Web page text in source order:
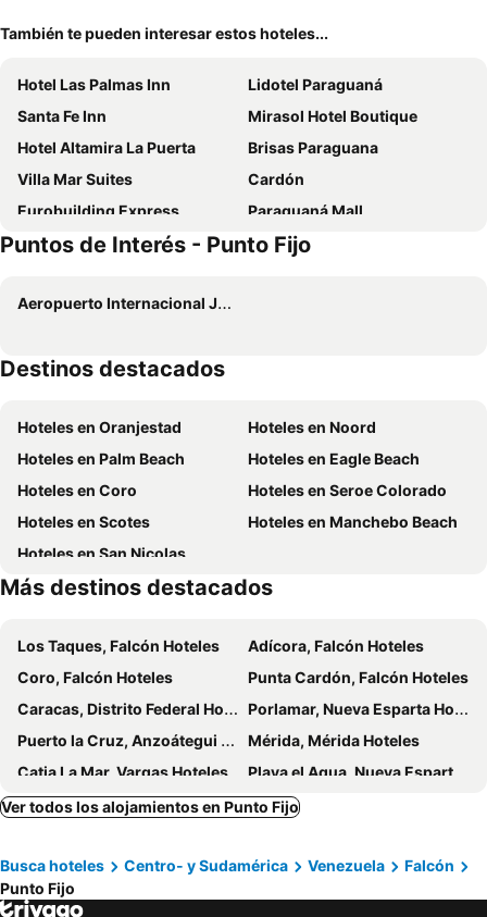
También te pueden interesar estos hoteles...
Hotel Las Palmas Inn
Lidotel Paraguaná
Santa Fe Inn
Mirasol Hotel Boutique
Hotel Altamira La Puerta
Brisas Paraguana
Villa Mar Suites
Cardón
Eurobuilding Express
Paraguaná Mall
Hotel Puerto Plata
Puntos de Interés - Punto Fijo
Aeropuerto Internacional Josefa Camejo
Destinos destacados
Hoteles en Oranjestad
Hoteles en Noord
Hoteles en Palm Beach
Hoteles en Eagle Beach
Hoteles en Coro
Hoteles en Seroe Colorado
Hoteles en Scotes
Hoteles en Manchebo Beach
Hoteles en San Nicolas
Más destinos destacados
Los Taques, Falcón Hoteles
Adícora, Falcón Hoteles
Coro, Falcón Hoteles
Punta Cardón, Falcón Hoteles
Caracas, Distrito Federal Hoteles
Porlamar, Nueva Esparta Hoteles
Puerto la Cruz, Anzoátegui Hoteles
Mérida, Mérida Hoteles
Catia La Mar, Vargas Hoteles
Playa el Agua, Nueva Esparta Hoteles
Tucacas, Falcón Hoteles
Pedro González, Nueva Esparta Hoteles
Ver todos los alojamientos en Punto Fijo
Busca hoteles Centro- y Sudamérica Venezuela
Falcón
Punto Fijo